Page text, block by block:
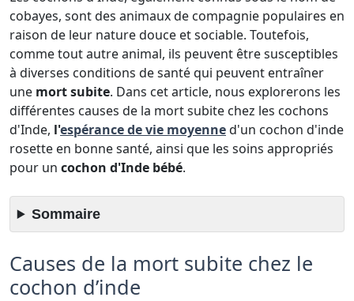
cobayes, sont des animaux de compagnie populaires en
raison de leur nature douce et sociable. Toutefois,
comme tout autre animal, ils peuvent être susceptibles
à diverses conditions de santé qui peuvent entraîner
une mort subite. Dans cet article, nous explorerons les
différentes causes de la mort subite chez les cochons
d'Inde, l'espérance de vie moyenned'un cochon d'inde
rosette en bonne santé, ainsi que les soins appropriés
pour un cochon d'Inde bébé.
Sommaire
Causes de la mort subite chez le
cochon d’inde